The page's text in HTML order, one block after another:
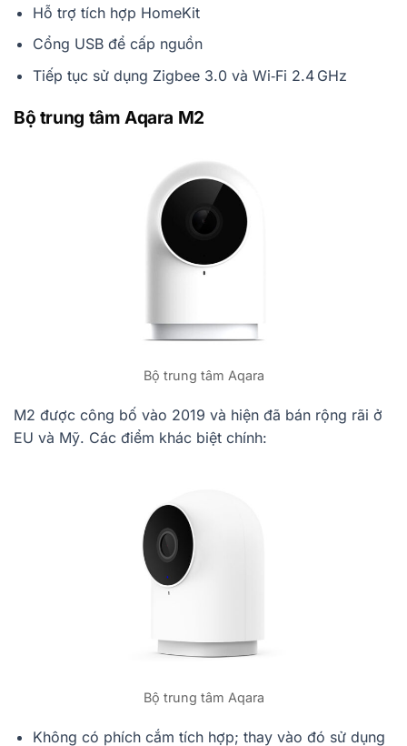
Hỗ trợ tích hợp HomeKit
Cổng USB để cấp nguồn
Tiếp tục sử dụng Zigbee 3.0 và Wi‑Fi 2.4 GHz
Bộ trung tâm Aqara M2
Bộ trung tâm Aqara
M2 được công bố vào 2019 và hiện đã bán rộng rãi ở
EU và Mỹ. Các điểm khác biệt chính:
Bộ trung tâm Aqara
Không có phích cắm tích hợp; thay vào đó sử dụng